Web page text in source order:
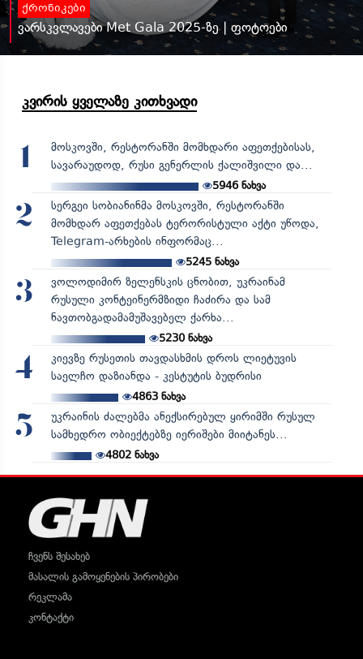
ქრონიკები
ვარსკვლავები Met Gala 2025-ზე | ფოტოები
კვირის ყველაზე კითხვადი
1
მოსკოვში, რესტორანში მომხდარი აფეთქებისას,
სავარაუდოდ, რუსი გენერლის ქალიშვილი და...
5946ნახვა
2
სერგეი სობიანინმა მოსკოვში, რესტორანში
მომხდარ აფეთქებას ტერორისტული აქტი უწოდა,
Telegram-არხების ინფორმაც...
5245ნახვა
3
ვოლოდიმირ ზელენსკის ცნობით, უკრაინამ
რუსული კონტეინერმზიდი ჩაძირა და სამ
ნავთობგადამამუშავებელ ქარხა...
5230ნახვა
4
კიევზე რუსეთის თავდასხმის დროს ლიეტუვის
საელჩო დაზიანდა - კესტუტის ბუდრისი
4863ნახვა
5
უკრაინის ძალებმა ანექსირებულ ყირიმში რუსულ
სამხედრო ობიექტებზე იერიშები მიიტანეს...
4802ნახვა
ჩვენს შესახებ
მასალის გამოყენების პირობები
რეკლამა
კონტაქტი